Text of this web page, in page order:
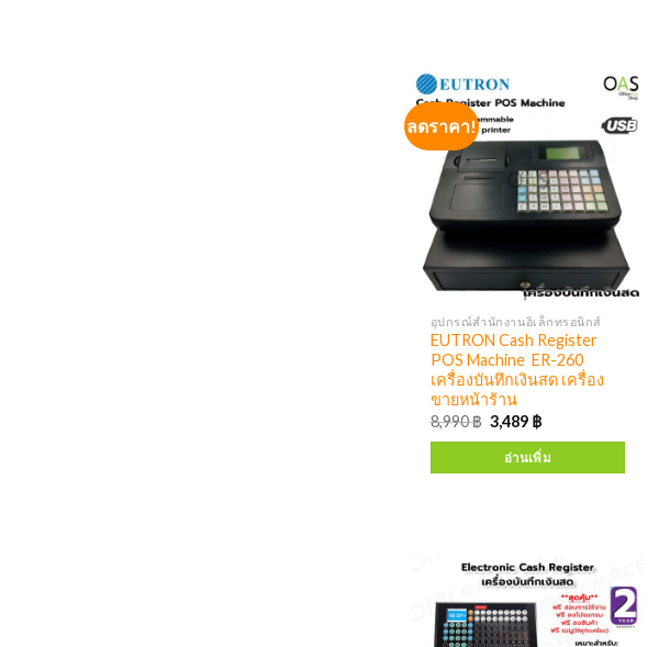
ลดราคา!
อุปกรณ์สำนักงานอิเล็กทรอนิกส์
EUTRON Cash Register
POS Machine ER-260
เครื่องบันทึกเงินสด เครื่อง
ขายหน้าร้าน
8,990฿ 3,489 ฿
อ่านเพิ่ม